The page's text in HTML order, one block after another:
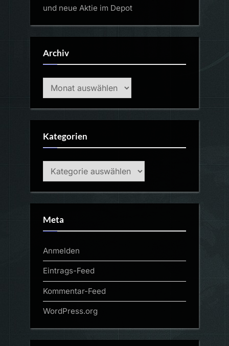
und neue Aktie im Depot
Archiv
Archiv
Kategorien
Kategorien
Meta
Anmelden
Eintrags-Feed
Kommentar-Feed
WordPress.org